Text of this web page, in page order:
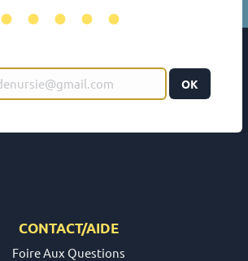
•••••
OK
CONTACT/AIDE
Foire Aux Questions